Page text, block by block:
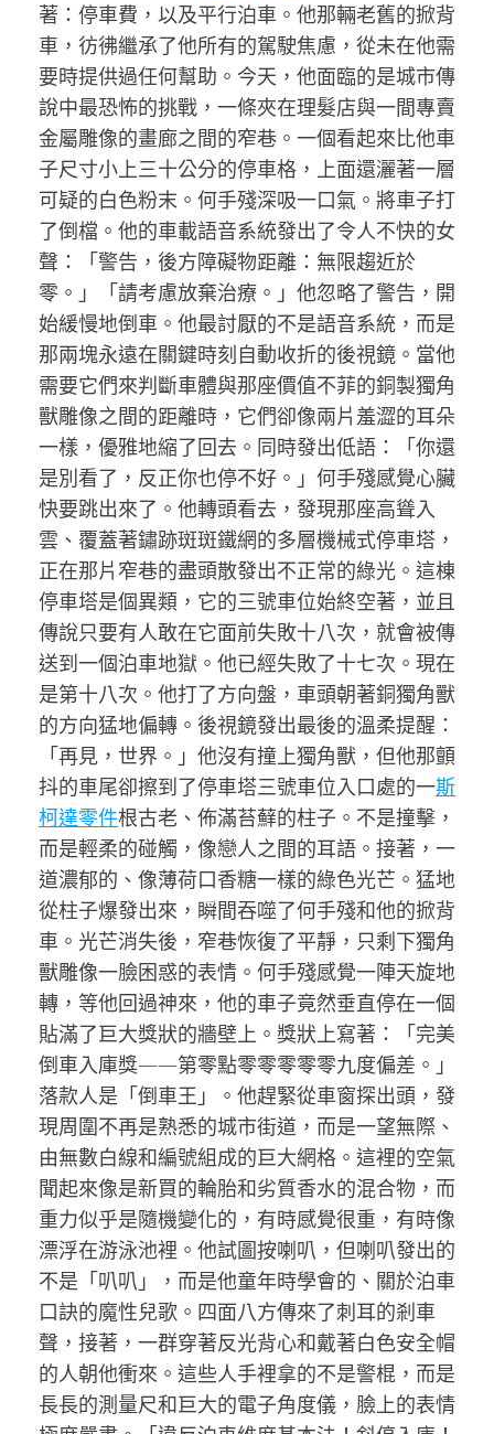
著：停車費，以及平行泊車。他那輛老舊的掀背
車，彷彿繼承了他所有的駕駛焦慮，從未在他需
要時提供過任何幫助。今天，他面臨的是城市傳
說中最恐怖的挑戰，一條夾在理髮店與一間專賣
金屬雕像的畫廊之間的窄巷。一個看起來比他車
子尺寸小上三十公分的停車格，上面還灑著一層
可疑的白色粉末。何手殘深吸一口氣。將車子打
了倒檔。他的車載語音系統發出了令人不快的女
聲：「警告，後方障礙物距離：無限趨近於
零。」「請考慮放棄治療。」他忽略了警告，開
始緩慢地倒車。他最討厭的不是語音系統，而是
那兩塊永遠在關鍵時刻自動收折的後視鏡。當他
需要它們來判斷車體與那座價值不菲的銅製獨角
獸雕像之間的距離時，它們卻像兩片羞澀的耳朵
一樣，優雅地縮了回去。同時發出低語：「你還
是別看了，反正你也停不好。」何手殘感覺心臟
快要跳出來了。他轉頭看去，發現那座高聳入
雲、覆蓋著鏽跡斑斑鐵網的多層機械式停車塔，
正在那片窄巷的盡頭散發出不正常的綠光。這棟
停車塔是個異類，它的三號車位始終空著，並且
傳說只要有人敢在它面前失敗十八次，就會被傳
送到一個泊車地獄。他已經失敗了十七次。現在
是第十八次。他打了方向盤，車頭朝著銅獨角獸
的方向猛地偏轉。後視鏡發出最後的溫柔提醒：
「再見，世界。」他沒有撞上獨角獸，但他那顫
抖的車尾卻擦到了停車塔三號車位入口處的一斯
柯達零件根古老、佈滿苔蘚的柱子。不是撞擊，
而是輕柔的碰觸，像戀人之間的耳語。接著，一
道濃郁的、像薄荷口香糖一樣的綠色光芒。猛地
從柱子爆發出來，瞬間吞噬了何手殘和他的掀背
車。光芒消失後，窄巷恢復了平靜，只剩下獨角
獸雕像一臉困惑的表情。何手殘感覺一陣天旋地
轉，等他回過神來，他的車子竟然垂直停在一個
貼滿了巨大獎狀的牆壁上。獎狀上寫著：「完美
倒車入庫獎——第零點零零零零零九度偏差。」
落款人是「倒車王」。他趕緊從車窗探出頭，發
現周圍不再是熟悉的城市街道，而是一望無際、
由無數白線和編號組成的巨大網格。這裡的空氣
聞起來像是新買的輪胎和劣質香水的混合物，而
重力似乎是隨機變化的，有時感覺很重，有時像
漂浮在游泳池裡。他試圖按喇叭，但喇叭發出的
不是「叭叭」，而是他童年時學會的、關於泊車
口訣的魔性兒歌。四面八方傳來了刺耳的剎車
聲，接著，一群穿著反光背心和戴著白色安全帽
的人朝他衝來。這些人手裡拿的不是警棍，而是
長長的測量尺和巨大的電子角度儀，臉上的表情